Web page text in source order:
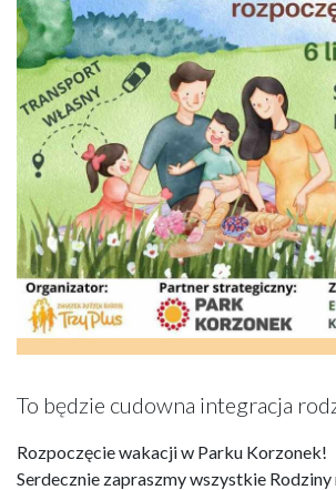
To będzie cudowna integracja
Rozpoczęcie wakacji w Parku Korzonek!
Serdecznie zapraszmy wszystkie